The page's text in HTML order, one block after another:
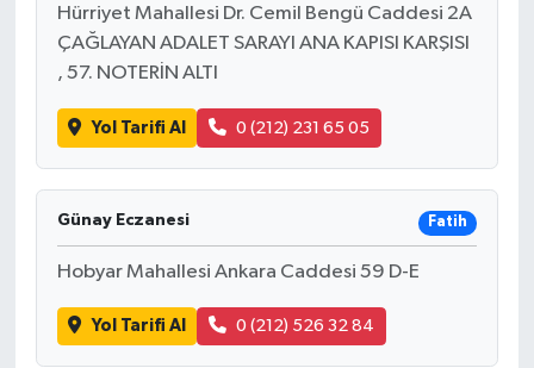
Hürriyet Mahallesi Dr. Cemil Bengü Caddesi 2A
ÇAĞLAYAN ADALET SARAYI ANA KAPISI KARŞISI
, 57. NOTERİN ALTI
Yol Tarifi Al 0 (212) 231 65 05
Günay Eczanesi Fatih
Hobyar Mahallesi Ankara Caddesi 59 D-E
Yol Tarifi Al 0 (212) 526 32 84